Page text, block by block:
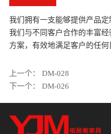
我们拥有一支能够提供产品
我们与不同客户合作的丰富
方案，有效地满足客户的任何
上一个： DM-028
下一个： DM-026